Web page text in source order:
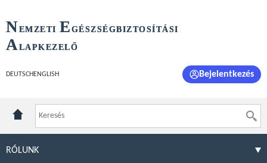
NEMZETI E GÉSZSÉGBIZTOSÍTÁSI
ALAPKEZELŐ
DEUTSCH ENGLISH Bejelentkezés
RÓLUNK